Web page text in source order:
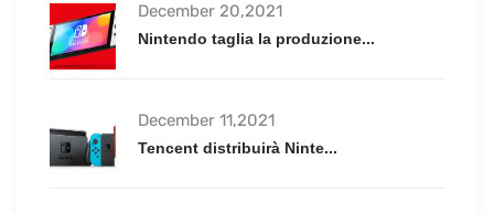
December 20,2021
Nintendo taglia la produzione...
December 11,2021
Tencent distribuirà Ninte...